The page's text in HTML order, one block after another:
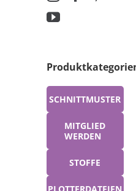
SCHNITTMUSTER
MITGLIED
WERDEN
STOFFE